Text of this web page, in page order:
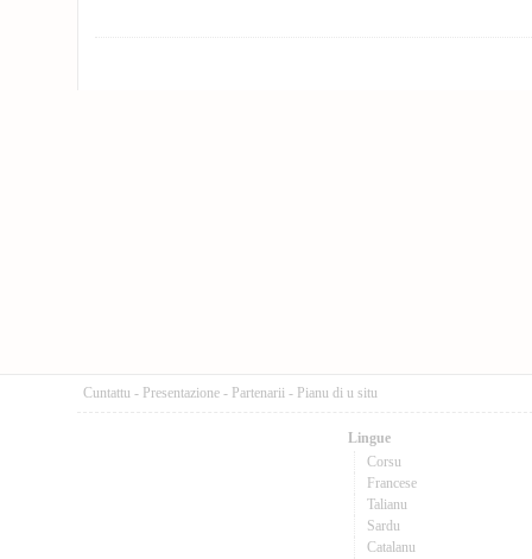
Cuntattu - Presentazione - Partenarii - Pianu di u situ
Lingue
Corsu
Francese
Talianu
Sardu
Catalanu